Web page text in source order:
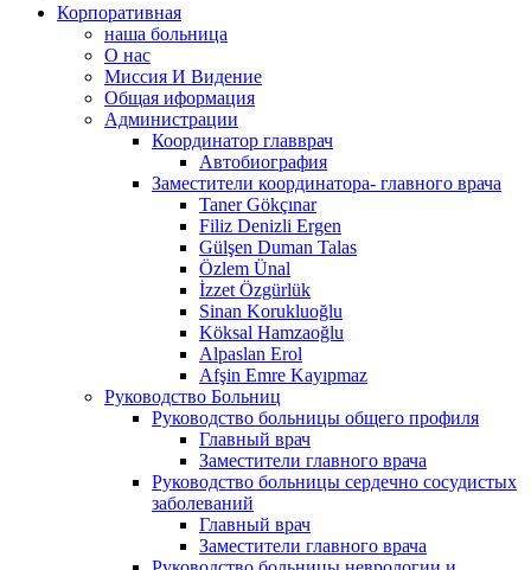
Корпоративная
наша больница
О нас
Миссия И Видение
Общая иформация
Администрации
Координатор главврач
Автобиография
Заместители координатора- главного врача
Taner Gökçınar
Filiz Denizli Ergen
Gülşen Duman Talas
Özlem Ünal
İzzet Özgürlük
Sinan Korukluoğlu
Köksal Hamzaoğlu
Alpaslan Erol
Afşin Emre Kayıpmaz
Руководство Больниц
Руководство больницы общего профиля
Главный врач
Заместители главного врача
Руководство больницы сердечно сосудистых
заболеваний
Главный врач
Заместители главного врача